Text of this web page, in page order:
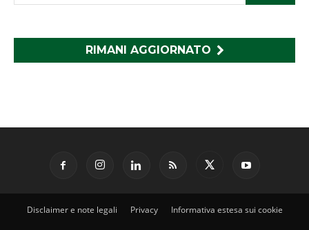
RIMANI AGGIORNATO
Disclaimer e note legali Privacy Informativa estesa sui cookie